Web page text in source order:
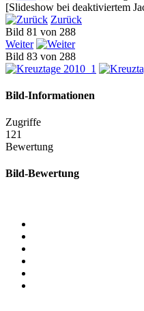
[Slideshow bei deaktiviertem
Zurück
Bild 81 von 288
Weiter
Bild 83 von 288
Bild-Informationen
Zugriffe
121
Bewertung
Bild-Bewertung